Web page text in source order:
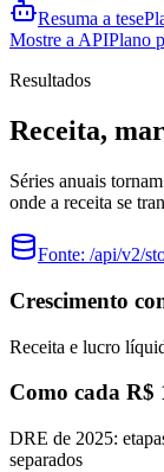
Resuma a tese
Mostre a APIPlano
Resultados
Receita,
Séries anuais
onde a receita se
Fonte: /api/v2/
Crescimento
Receita e lucro
Como cada R$
DRE de 2025:
separados